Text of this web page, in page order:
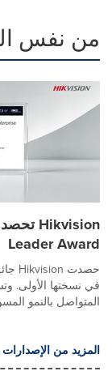
من نفس
Leader Award
في نسختها الأولى.
المتواصل بالنمو
المزيد من